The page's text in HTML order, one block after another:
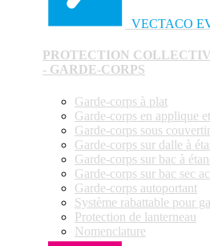
VECTACO
PROTECTION
- GARDE-CORPS
Garde-corps à plat
Garde-corps en applique
Garde-corps sous
Garde-corps sur dalle à
Garde-corps sur bac à
Garde-corps sur bac sec
Garde-corps autoportant
Système rabattable pour
Protection de lanterneau
Nomenclature